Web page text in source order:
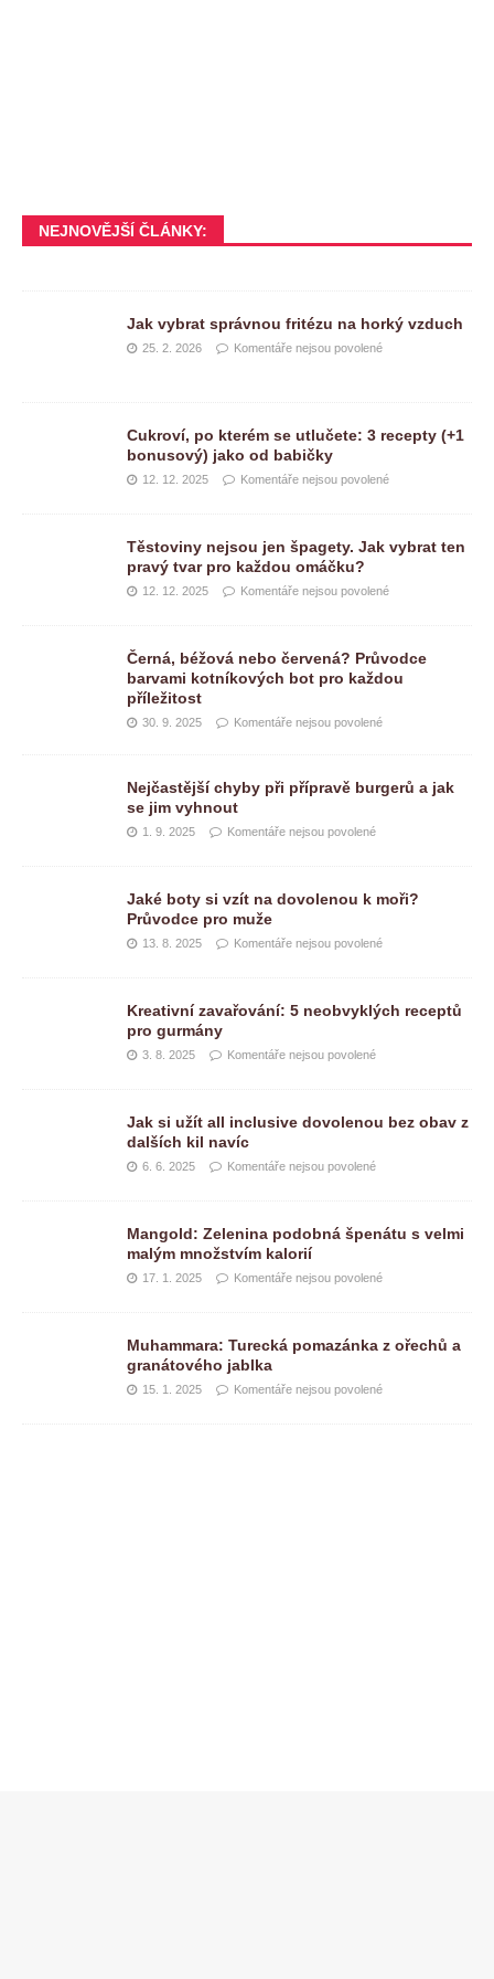
NEJNOVĚJŠÍ ČLÁNKY:
Jak vybrat správnou fritézu na horký vzduch
25. 2. 2026 Komentáře nejsou povolené
Cukroví, po kterém se utlučete: 3 recepty (+1
bonusový) jako od babičky
12. 12. 2025 Komentáře nejsou povolené
Těstoviny nejsou jen špagety. Jak vybrat ten
pravý tvar pro každou omáčku?
12. 12. 2025 Komentáře nejsou povolené
Černá, béžová nebo červená? Průvodce
barvami kotníkových bot pro každou
příležitost
30. 9. 2025 Komentáře nejsou povolené
Nejčastější chyby při přípravě burgerů a jak
se jim vyhnout
1. 9. 2025 Komentáře nejsou povolené
Jaké boty si vzít na dovolenou k moři?
Průvodce pro muže
13. 8. 2025 Komentáře nejsou povolené
Kreativní zavařování: 5 neobvyklých receptů
pro gurmány
3. 8. 2025 Komentáře nejsou povolené
Jak si užít all inclusive dovolenou bez obav z
dalších kil navíc
6. 6. 2025 Komentáře nejsou povolené
Mangold: Zelenina podobná špenátu s velmi
malým množstvím kalorií
17. 1. 2025 Komentáře nejsou povolené
Muhammara: Turecká pomazánka z ořechů a
granátového jablka
15. 1. 2025 Komentáře nejsou povolené